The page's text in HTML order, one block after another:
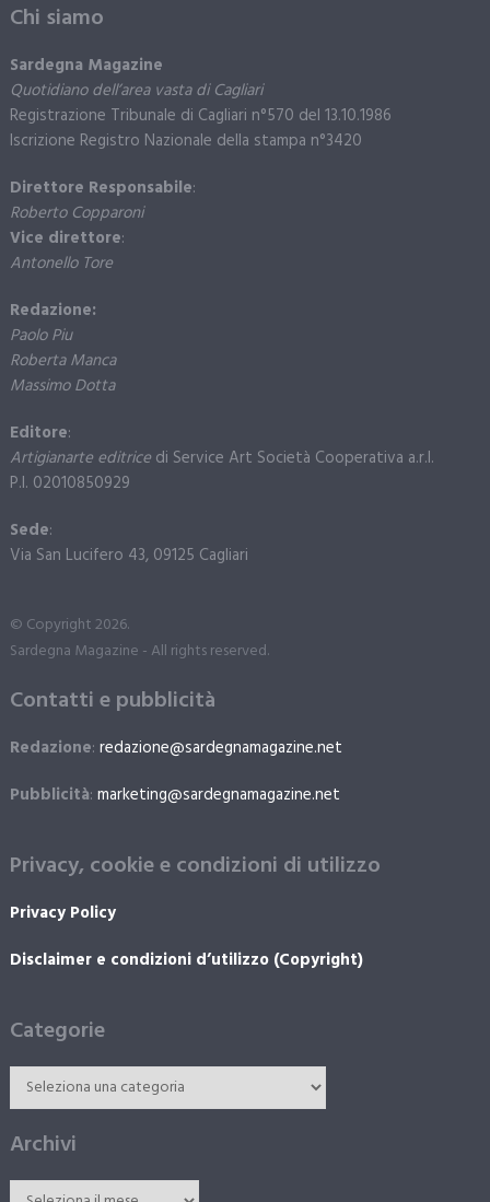
Chi siamo
Sardegna Magazine
Quotidiano dell’area vasta di Cagliari
Registrazione Tribunale di Cagliari n°570 del 13.10.1986
Iscrizione Registro Nazionale della stampa n°3420
Direttore Responsabile:
Roberto Copparoni
Vice direttore:
Antonello Tore
Redazione:
Paolo Piu
Roberta Manca
Massimo Dotta
Editore:
Artigianarte editricedi Service Art Società Cooperativa a.r.l.
P.I. 02010850929
Sede:
Via San Lucifero 43, 09125 Cagliari
© Copyright 2026.
Sardegna Magazine - All rights reserved.
Contatti e pubblicità
Redazione: redazione@sardegnamagazine.net
Pubblicità: marketing@sardegnamagazine.net
Privacy, cookie e condizioni di utilizzo
Privacy Policy
Disclaimer e condizioni d’utilizzo (Copyright)
Categorie
Archivi